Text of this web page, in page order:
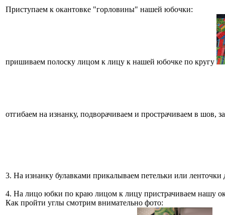
Приступаем к окантовке "горловины" нашей юбочки:
пришиваем полоску лицом к лицу к нашей юбочке по кругу
отгибаем на изнанку, подворачиваем и прострачиваем в шов,
3. На изнанку булавками прикалываем петельки или ленточки
4. На лицо юбки по краю лицом к лицу пристрачиваем нашу
Как пройти углы смотрим внимательно фото: